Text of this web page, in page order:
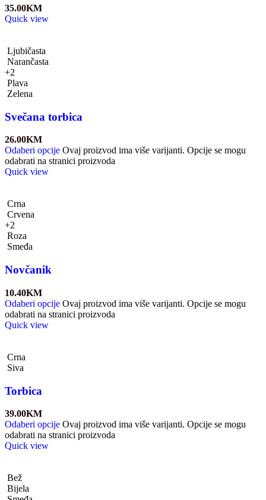
35.00KM
Quick view
Ljubičasta
Narančasta
+2
Plava
Zelena
Svečana torbica
26.00KM
Odaberi opcije Ovaj proizvod ima više varijanti. Opcije se mogu
odabrati na stranici proizvoda
Quick view
Crna
Crvena
+2
Roza
Smeđa
Novčanik
10.40KM
Odaberi opcije Ovaj proizvod ima više varijanti. Opcije se mogu
odabrati na stranici proizvoda
Quick view
Crna
Siva
Torbica
39.00KM
Odaberi opcije Ovaj proizvod ima više varijanti. Opcije se mogu
odabrati na stranici proizvoda
Quick view
Bež
Bijela